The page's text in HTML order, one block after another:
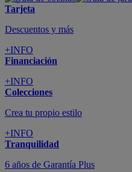
Tarjeta
Descuentos y más
+INFO
Financiación
+INFO
Colecciones
Crea tu propio estilo
+INFO
Tranquilidad
6 años de Garantía Plus